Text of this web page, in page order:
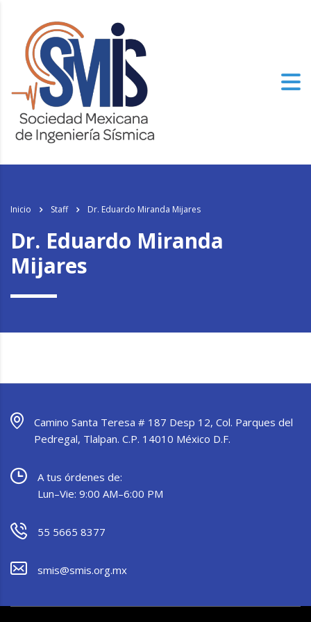
Inicio Staff Dr. Eduardo Miranda Mijares
Dr. Eduardo Miranda
Mijares
Camino Santa Teresa # 187 Desp 12, Col. Parques del
Pedregal, Tlalpan. C.P. 14010 México D.F.
A tus órdenes de:
Lun–Vie: 9:00 AM–6:00 PM
55 5665 8377
smis@smis.org.mx